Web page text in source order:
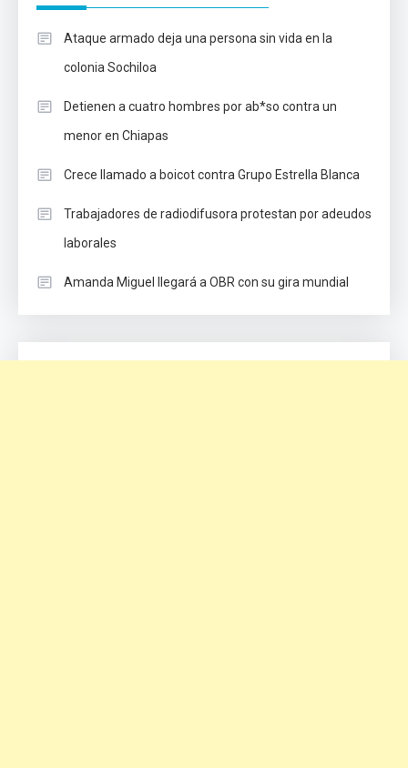
Ataque armado deja una persona sin vida en la
colonia Sochiloa
Detienen a cuatro hombres por ab*so contra un
menor en Chiapas
Crece llamado a boicot contra Grupo Estrella Blanca
Trabajadores de radiodifusora protestan por adeudos
laborales
Amanda Miguel llegará a OBR con su gira mundial